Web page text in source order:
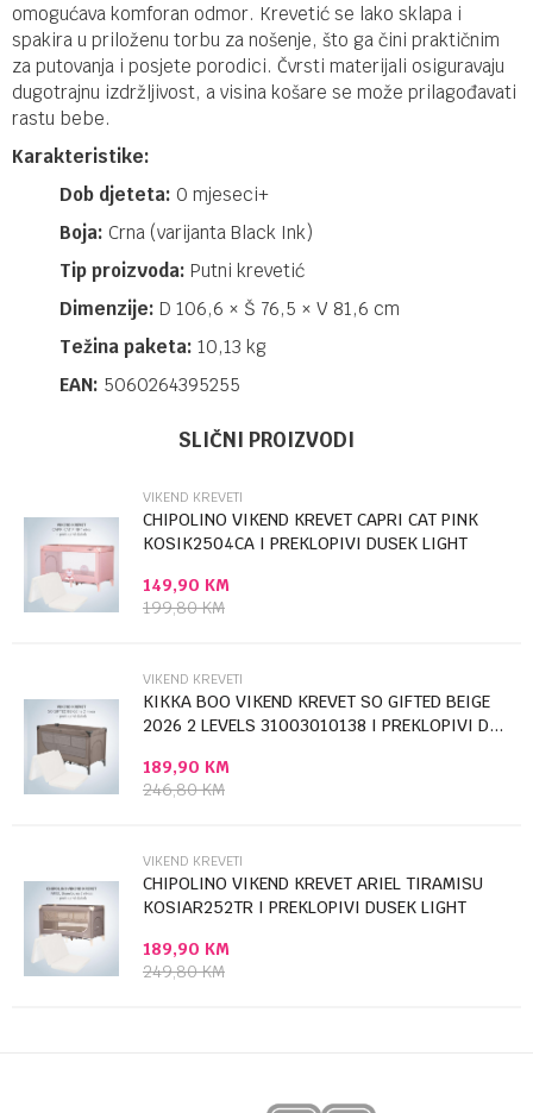
omogućava komforan odmor. Krevetić se lako sklapa i
spakira u priloženu torbu za nošenje, što ga čini praktičnim
za putovanja i posjete porodici. Čvrsti materijali osiguravaju
dugotrajnu izdržljivost, a visina košare se može prilagođavati
rastu bebe.
Karakteristike:
Dob djeteta: 0 mjeseci+
Boja: Crna (varijanta Black Ink)
Tip proizvoda: Putni krevetić
Dimenzije: D 106,6 × Š 76,5 × V 81,6 cm
Težina paketa: 10,13 kg
EAN: 5060264395255
Vikend kreveti
Poruka
Anti-spam zaštita - izračunajte koliko je 4 + 1 :
SLIČNI PROIZVODI
VIKEND KREVETI
CHIPOLINO VIKEND KREVET CAPRI CAT PINK
KOSIK2504CA I PREKLOPIVI DUSEK LIGHT
149,90 KM
199,80KM
VIKEND KREVETI
KIKKA BOO VIKEND KREVET SO GIFTED BEIGE
2026 2 LEVELS 31003010138 I PREKLOPIVI D...
189,90 KM
246,80KM
VIKEND KREVETI
CHIPOLINO VIKEND KREVET ARIEL TIRAMISU
KOSIAR252TR I PREKLOPIVI DUSEK LIGHT
189,90 KM
249,80KM